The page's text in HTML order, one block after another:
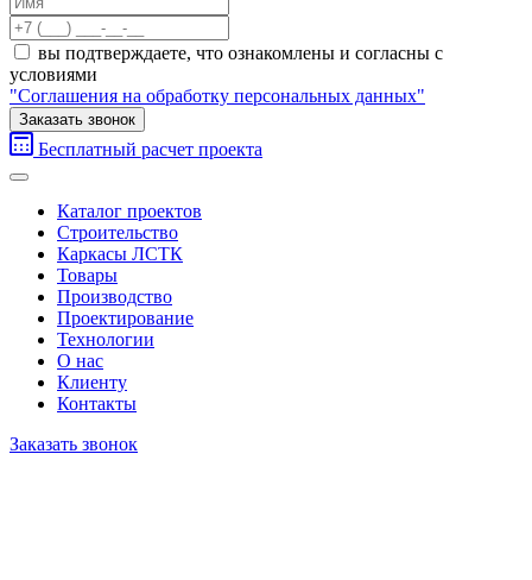
вы подтверждаете, что ознакомлены и согласны с
условиями
"Соглашения на обработку персональных данных"
Заказать звонок
Бесплатный расчет проекта
Каталог проектов
Строительство
Каркасы ЛСТК
Товары
Производство
Проектирование
Технологии
О нас
Клиенту
Контакты
Заказать звонок